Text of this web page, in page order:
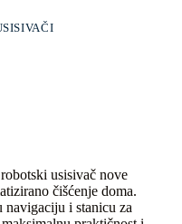
usisivač nove
čišćenje doma.
navigaciju i stanicu za